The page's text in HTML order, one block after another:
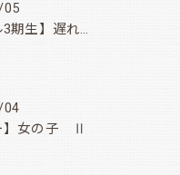
05
【マグゴル3期生】遅ればせながら
04
】女の子 Ⅱ